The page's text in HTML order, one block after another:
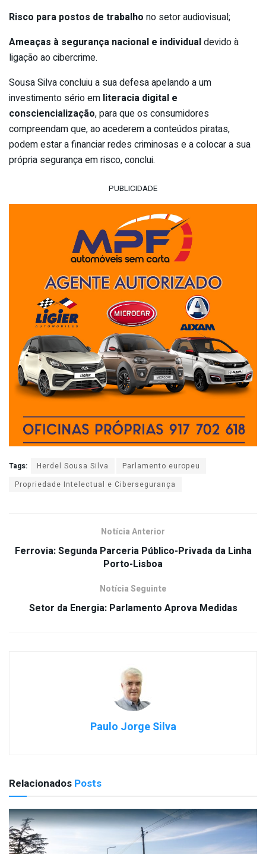
Risco para postos de trabalho no setor audiovisual;
Ameaças à segurança nacional e individualdevido à
ligação ao cibercrime.
Sousa Silva concluiu a sua defesa apelando a um
investimento sério em literacia digital e
consciencialização, para que os consumidores
compreendam que, ao acederem a conteúdos piratas,
podem estar a financiar redes criminosas e a colocar a sua
própria segurança em risco, conclui.
PUBLICIDADE
Tags: Herdel Sousa Silva
Parlamento europeu
Propriedade Intelectual e Cibersegurança
Notícia Anterior
Ferrovia: Segunda Parceria Público-Privada da Linha
Porto-Lisboa
Notícia Seguinte
Setor da Energia: Parlamento Aprova Medidas
Paulo Jorge Silva
Relacionados Posts